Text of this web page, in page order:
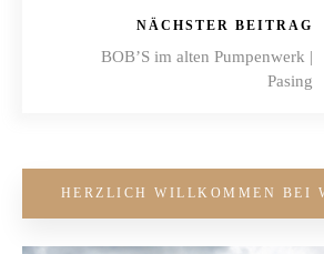
NÄCHSTER BEITRAG
BOB’S im alten Pumpenwerk |
Pasing
HERZLICH WILLKOMMEN BEI